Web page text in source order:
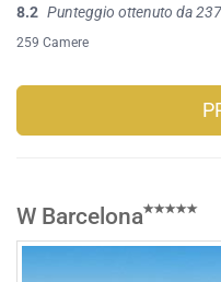
8.2 Punteggio ottenuto da
259 Camere
W Barcelona